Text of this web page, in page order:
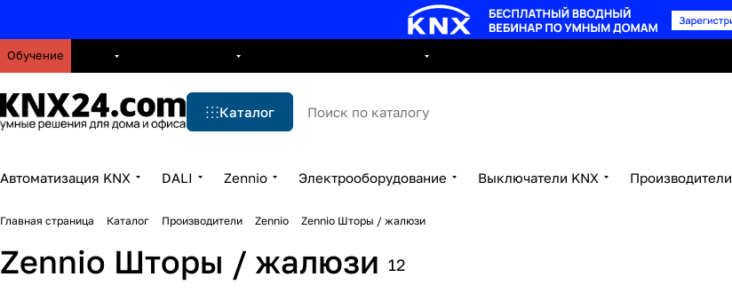
Обучение
Каталог
Автоматизация KNX DALI Zennio Электрооборудование Выключатели KNX Производители
Главная страница Каталог Производители Zennio Zennio Шторы / жалюзи
Zennio Шторы / жалюзи 12